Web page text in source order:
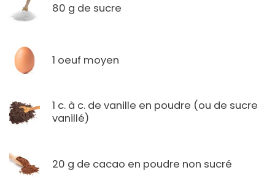
80 g de sucre
1 oeuf moyen
1 c. à c. de vanille en poudre (ou de sucre
vanillé)
20 g de cacao en poudre non sucré